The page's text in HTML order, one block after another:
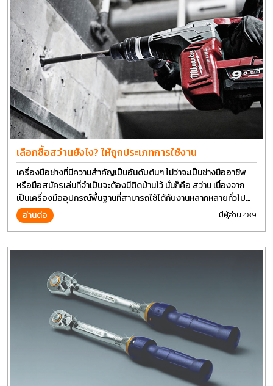
เลือกซื้อสว่านยังไง? ให้ถูกประเภทการใช้งาน
เครื่องมือช่างที่มีความสำคัญเป็นอันดับต้นๆ ไม่ว่าจะเป็นช่างมืออาชีพ
หรือมือสมัครเล่นที่จำเป็นจะต้องมีติดบ้านไว้ นั่นก็คือ สว่าน เนื่องจาก
เป็นเครื่องมืออุปกรณ์พื้นฐานที่สามารถใช้ได้กับงานหลากหลายทั่วไป
เรียกว่า เป็นเครื่องมือที่ใช้ง่าย ใครๆก็สามารถใช้ได้
อ่านต่อ มีผู้อ่าน 489